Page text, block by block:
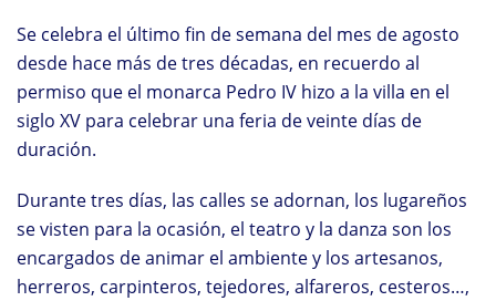
Se celebra el último fin de semana del mes de agosto
desde hace más de tres décadas, en recuerdo al
permiso que el monarca Pedro IV hizo a la villa en el
siglo XV para celebrar una feria de veinte días de
duración.
Durante tres días, las calles se adornan, los lugareños
se visten para la ocasión, el teatro y la danza son los
encargados de animar el ambiente y los artesanos,
herreros, carpinteros, tejedores, alfareros, cesteros…,